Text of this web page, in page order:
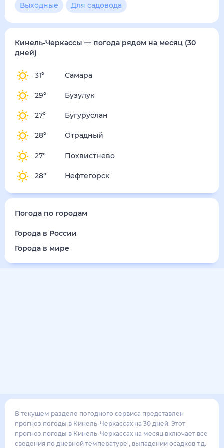
Выходные
Для садовода
Кинель-Черкассы — погода рядом на месяц (30
дней)
31° Самара
29° Бузулук
27° Бугуруслан
28° Отрадный
27° Похвистнево
28° Нефтегорск
Погода по городам
Города в России
Города в мире
В текущем разделе погодного сервиса представлен
прогноз погоды в Кинель-Черкассах на 30 дней. Этот
прогноз погоды в Кинель-Черкассах на месяц включает все
сведения по дневной температуре , выпадении осадков т.д.